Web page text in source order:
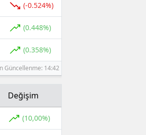
(-0.524%)
(0.448%)
(0.358%)
Güncellenme: 14:42
Değişim
(10,00%)